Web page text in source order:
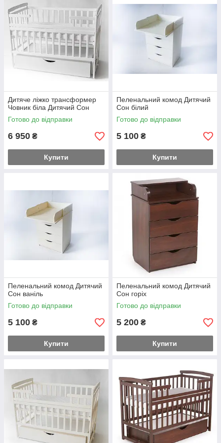
Дитяче ліжко трансформер
Човник біла Дитячий Сон
Готово до відправки
6 950 ₴
Купити
Пеленальний комод Дитячий
Сон білий
Готово до відправки
5 100 ₴
Купити
Пеленальний комод Дитячий
Сон ваніль
Готово до відправки
5 100 ₴
Купити
Пеленальний комод Дитячий
Сон горіх
Готово до відправки
5 200 ₴
Купити